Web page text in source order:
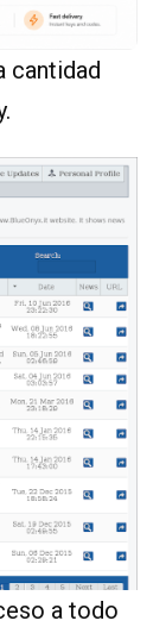
cantidad
a todo